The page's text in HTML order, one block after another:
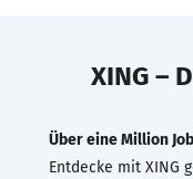
XING –
Über eine Million
Entdecke mit XING